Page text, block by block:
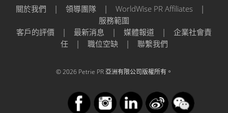
關於我們 | 領導團隊 | WorldWise PR Affiliates |
服務範圍
客戶的評價 | 最新消息 | 媒體報道 | 企業社會責
任| 職位空缺| 聯繫我們
© 2026 Petrie PR 亞洲有限公司版權所有。